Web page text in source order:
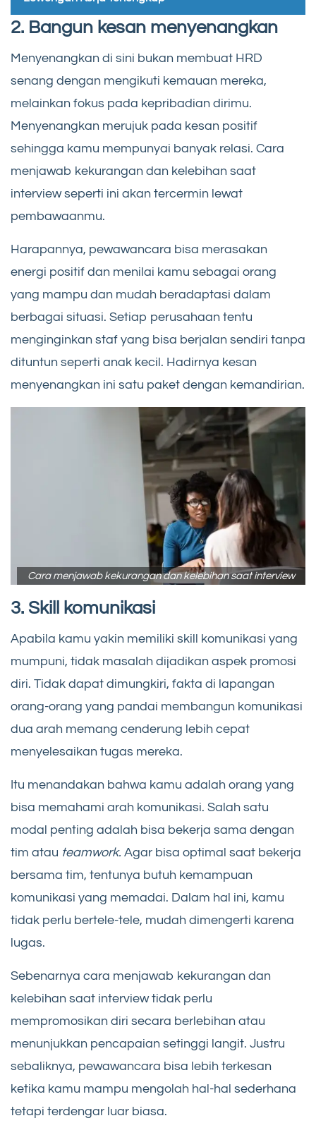
2. Bangun kesan menyenangkan
Menyenangkan di sini bukan membuat HRD
senang dengan mengikuti kemauan mereka,
melainkan fokus pada kepribadian dirimu.
Menyenangkan merujuk pada kesan positif
sehingga kamu mempunyai banyak relasi. Cara
menjawab kekurangan dan kelebihan saat
interview seperti ini akan tercermin lewat
pembawaanmu.
Harapannya, pewawancara bisa merasakan
energi positif dan menilai kamu sebagai orang
yang mampu dan mudah beradaptasi dalam
berbagai situasi. Setiap perusahaan tentu
menginginkan staf yang bisa berjalan sendiri tanpa
dituntun seperti anak kecil. Hadirnya kesan
menyenangkan ini satu paket dengan kemandirian.
Cara menjawab kekurangan dan kelebihan saat interview
3. Skill komunikasi
Apabila kamu yakin memiliki skill komunikasi yang
mumpuni, tidak masalah dijadikan aspek promosi
diri. Tidak dapat dimungkiri, fakta di lapangan
orang-orang yang pandai membangun komunikasi
dua arah memang cenderung lebih cepat
menyelesaikan tugas mereka.
Itu menandakan bahwa kamu adalah orang yang
bisa memahami arah komunikasi. Salah satu
modal penting adalah bisa bekerja sama dengan
tim atau teamwork. Agar bisa optimal saat bekerja
bersama tim, tentunya butuh kemampuan
komunikasi yang memadai. Dalam hal ini, kamu
tidak perlu bertele-tele, mudah dimengerti karena
lugas.
Sebenarnya cara menjawab kekurangan dan
kelebihan saat interview tidak perlu
mempromosikan diri secara berlebihan atau
menunjukkan pencapaian setinggi langit. Justru
sebaliknya, pewawancara bisa lebih terkesan
ketika kamu mampu mengolah hal-hal sederhana
tetapi terdengar luar biasa.